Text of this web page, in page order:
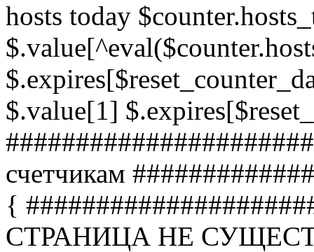
hosts today
$.value[1]
счетчикам
{
СТРАНИЦА НЕ